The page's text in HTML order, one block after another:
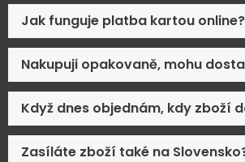
Jak funguje platba kartou online?
Nakupuji opakovaně, mohu
Když dnes objednám, kdy zboží
Zasíláte zboží také na